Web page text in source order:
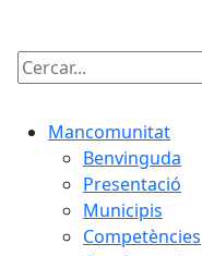
Cercar:
Mancomunitat
Benvinguda
Presentació
Municipis
Competències